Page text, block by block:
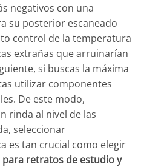
negativos con una
su posterior escaneado
control de la temperatura
extrañas que arruinarían
si buscas la máxima
utilizar componentes
De este modo,
rinda al nivel de las
seleccionar
es tan crucial como elegir
retratos de estudio y